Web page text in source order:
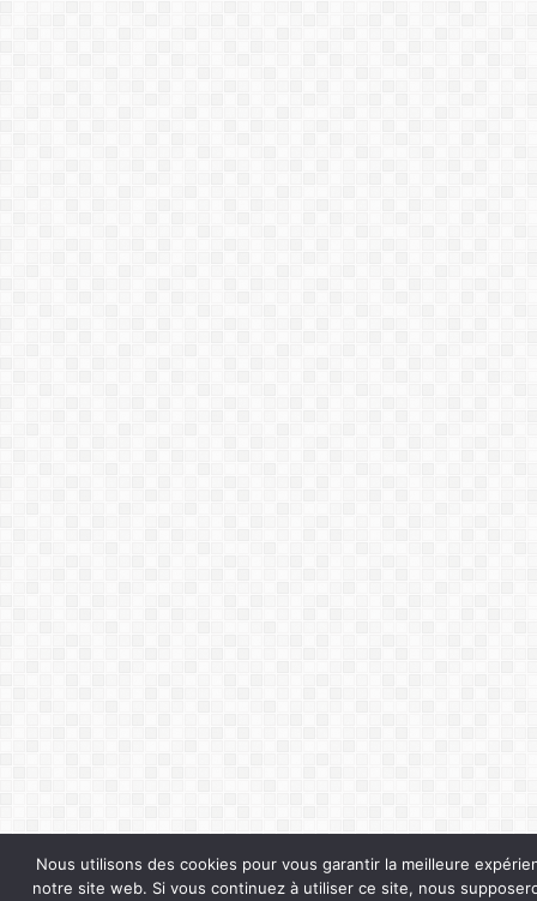
Nous utilisons des cookies pour vous garantir la meilleure
notre site web. Si vous continuez à utiliser ce site, nous